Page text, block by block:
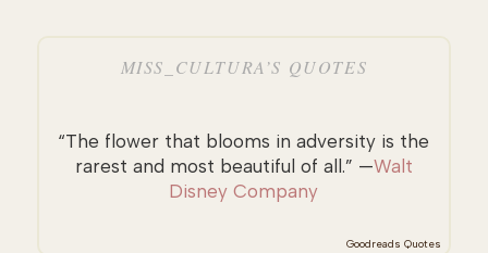
MISS_CULTURA’S QUOTES
“The flower that blooms in adversity is the
rarest and most beautiful of all.” —Walt
Disney Company
Goodreads Quotes